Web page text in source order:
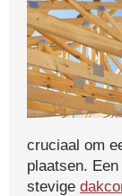
cruciaal om
plaatsen.
stevige